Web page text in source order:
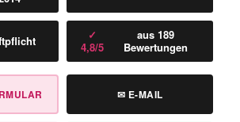
✓
4,8/5
aus 189
Bewertungen
✉ E-MAIL